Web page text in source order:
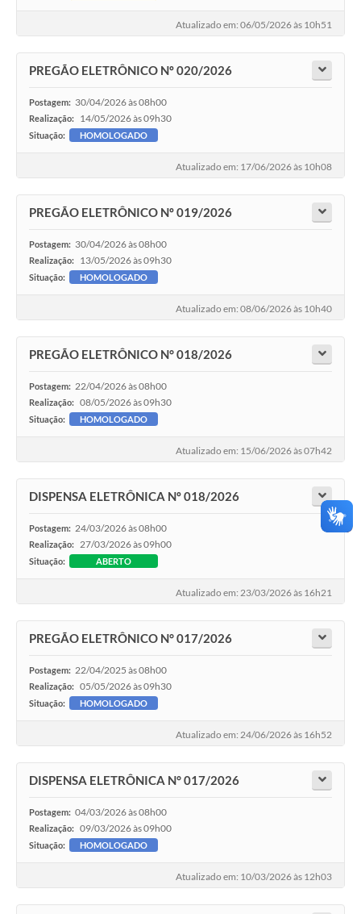
Atualizado em: 06/05/2026 às 10h51
PREGÃO ELETRÔNICO Nº 020/2026
Postagem: 30/04/2026 às 08h00
Realização: 14/05/2026 às 09h30
Situação: HOMOLOGADO
Atualizado em: 17/06/2026 às 10h08
PREGÃO ELETRÔNICO Nº 019/2026
Postagem: 30/04/2026 às 08h00
Realização: 13/05/2026 às 09h30
Situação: HOMOLOGADO
Atualizado em: 08/06/2026 às 10h40
PREGÃO ELETRÔNICO N° 018/2026
Postagem: 22/04/2026 às 08h00
Realização: 08/05/2026 às 09h30
Situação: HOMOLOGADO
Atualizado em: 15/06/2026 às 07h42
DISPENSA ELETRÔNICA Nº 018/2026
Postagem: 24/03/2026 às 08h00
Realização: 27/03/2026 às 09h00
Situação: ABERTO
Atualizado em: 23/03/2026 às 16h21
PREGÃO ELETRÔNICO N° 017/2026
Postagem: 22/04/2025 às 08h00
Realização: 05/05/2026 às 09h30
Situação: HOMOLOGADO
Atualizado em: 24/06/2026 às 16h52
DISPENSA ELETRÔNICA N° 017/2026
Postagem: 04/03/2026 às 08h00
Realização: 09/03/2026 às 09h00
Situação: HOMOLOGADO
Atualizado em: 10/03/2026 às 12h03